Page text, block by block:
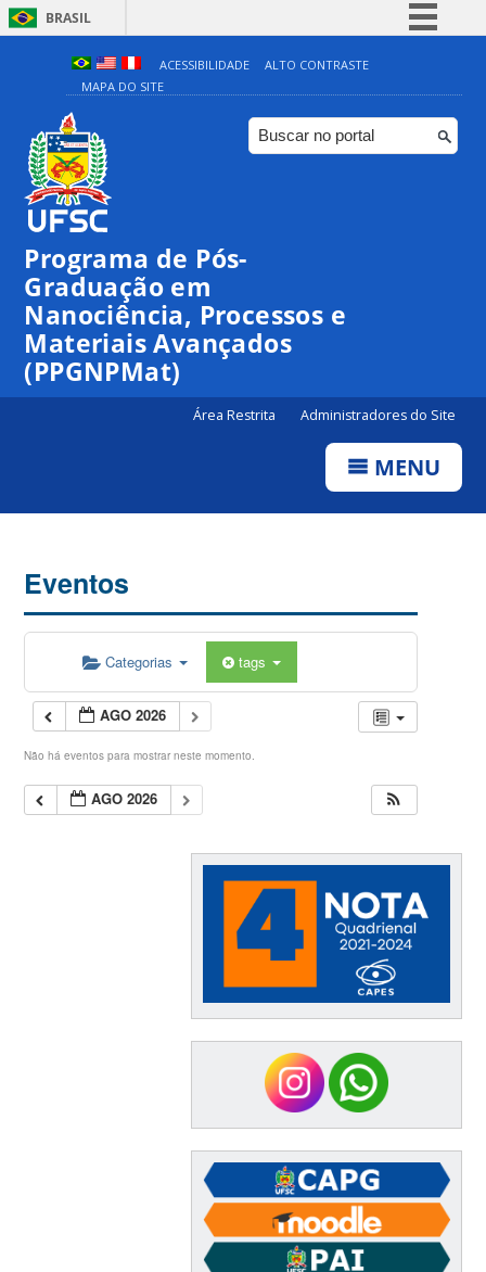
BRASIL
Simplifique!
Comunica BR
Participe
ACESSIBILIDADE
ALTO CONTRASTE
MAPA DO SITE
Programa de Pós-
Graduação em
Nanociência, Processos e
Materiais Avançados
(PPGNPMat)
Área Restrita Administradores do Site
MENU
Eventos
Categorias tags
AGO 2026
Não há eventos para mostrar neste momento.
AGO 2026